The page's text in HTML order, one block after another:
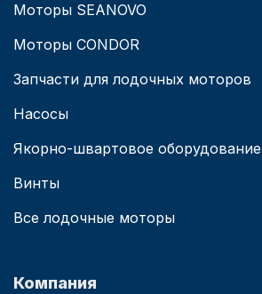
Моторы SEANOVO
Моторы CONDOR
Запчасти для лодочных моторов
Насосы
Якорно-швартовое оборудование
Винты
Все лодочные моторы
Компания